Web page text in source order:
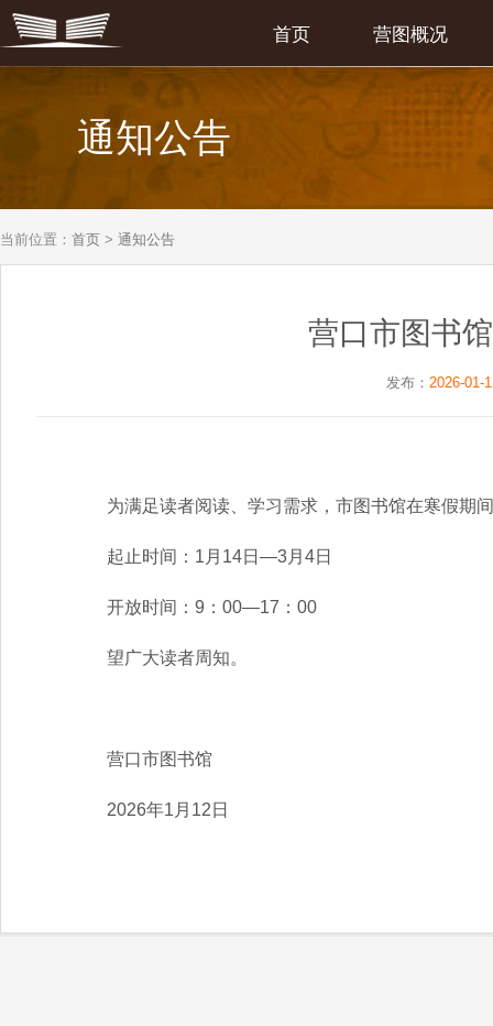
首页 营图概况
通知公告
当前位置： 首页 > 通知公告
营口市图书
发布： 2026-01-
为满足读者阅读、学习需求，市图书馆在寒假期间
起止时间：1月14日—3月4日
开放时间：9：00—17：00
望广大读者周知。
营口市图书馆
2026年1月12日